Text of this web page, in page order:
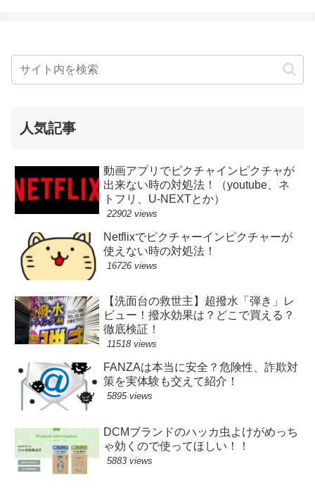
人気記事
動画アプリでピクチャインピクチャが
出来ない時の対処法！（youtube、ネ
トフリ、U-NEXTとか）
22902 views
Netflixでピクチャーインピクチャーが
使えない時の対処法！
16726 views
【洗面台の救世主】超撥水「弾き」レ
ビュー！撥水効果は？どこで買える？
徹底検証！
11518 views
FANZAは本当に安全？危険性、詐欺対
策を実体験も交えて紹介！
5895 views
DCMブランドのハッカ虫よけがめっち
ゃ効くので使ってほしい！！
5883 views